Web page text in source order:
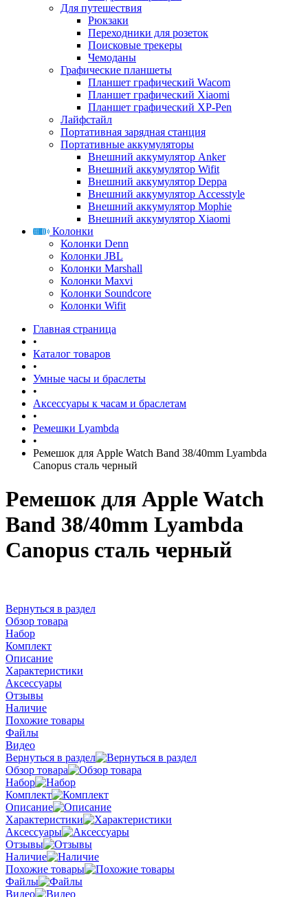
Для путешествия
Рюкзаки
Переходники для розеток
Поисковые трекеры
Чемоданы
Графические планшеты
Планшет графический Wacom
Планшет графический Xiaomi
Планшет графический XP-Pen
Лайфстайл
Портативная зарядная станция
Портативные аккумуляторы
Внешний аккумулятор Anker
Внешний аккумулятор Wifit
Внешний аккумулятор Deppa
Внешний аккумулятор Accesstyle
Внешний аккумулятор Mophie
Внешний аккумулятор Xiaomi
Колонки
Колонки Denn
Колонки JBL
Колонки Marshall
Колонки Maxvi
Колонки Soundcore
Колонки Wifit
Главная страница
•
Каталог товаров
•
Умные часы и браслеты
•
Аксессуары к часам и браслетам
•
Ремешки Lyambda
•
Ремешок для Apple Watch Band 38/40mm Lyambda
Canopus сталь черный
Ремешок для Apple Watch
Band 38/40mm Lyambda
Canopus сталь черный
Вернуться в раздел
Обзор товара
Набор
Комплект
Описание
Характеристики
Аксессуары
Отзывы
Наличие
Похожие товары
Файлы
Видео
Вернуться в раздел
Обзор товара
Набор
Комплект
Описание
Характеристики
Аксессуары
Отзывы
Наличие
Похожие товары
Файлы
Видео